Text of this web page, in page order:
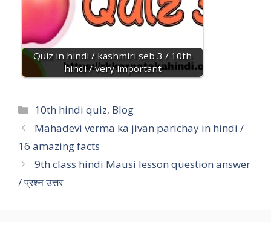
Quiz in hindi / kashmiri seb 3 / 10th
hindi / very important
10th hindi quiz, Blog
Mahadevi verma ka jivan parichay in hindi /
16 amazing facts
9th class hindi Mausi lesson question answer
/ प्रश्न उत्तर